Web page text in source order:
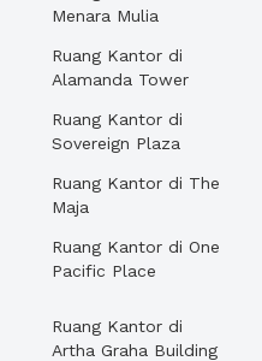
Menara Mulia
Ruang Kantor di
Alamanda Tower
Ruang Kantor di
Sovereign Plaza
Ruang Kantor di The
Maja
Ruang Kantor di One
Pacific Place
Ruang Kantor di
Artha Graha Building